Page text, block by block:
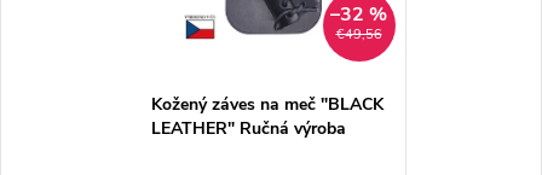
€49,56
–32 %
Kožený záves na meč "BLACK
LEATHER" Ručná výroba